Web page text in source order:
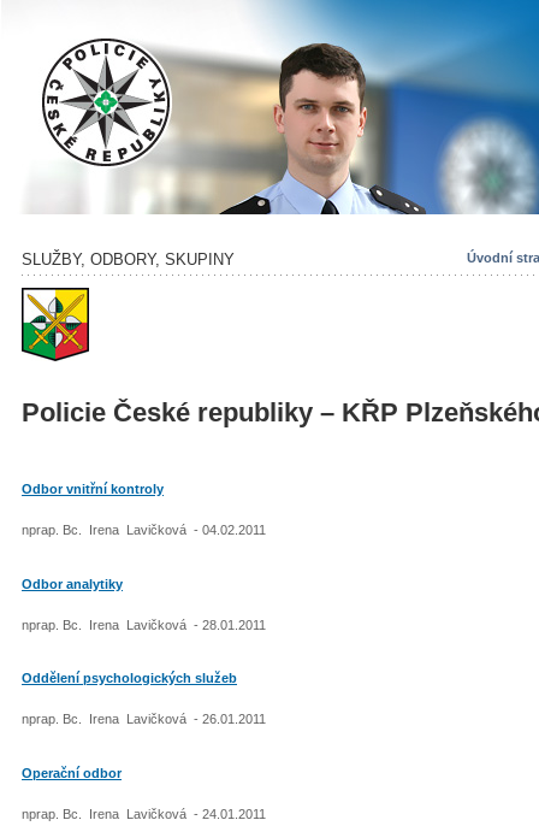
Úvodní
SLUŽBY, ODBORY, SKUPINY
Policie České republiky – KŘP
Odbor vnitřní kontroly
nprap. Bc. Irena Lavičková - 04.02.2011
Odbor analytiky
nprap. Bc. Irena Lavičková - 28.01.2011
Oddělení psychologických služeb
nprap. Bc. Irena Lavičková - 26.01.2011
Operační odbor
nprap. Bc. Irena Lavičková - 24.01.2011